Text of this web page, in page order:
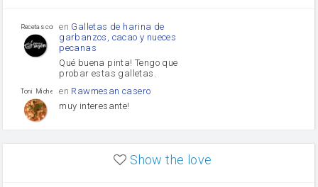
Recetas con sazon
en Galletas de harina de
garbanzos, cacao y nueces
pecanas
Qué buena pinta! Tengo que
probar estas galletas.
Toni Michel Caubet
en Rawmesan casero
muy interesante!
enLasaña casera fácil y
Show the love